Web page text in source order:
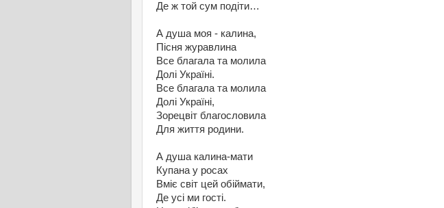
Де ж той сум подіти…
А душа моя - калина,
Пісня журавлина
Все благала та молила
Долі Україні.
Все благала та молила
Долі Україні,
Зорецвіт благословила
Для життя родини.
А душа калина-мати
Купана у росах
Вміє світ цей обіймати,
Де усі ми гості.